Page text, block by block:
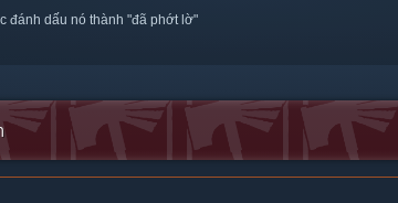
đánh dấu nó thành "đã phớt lờ"